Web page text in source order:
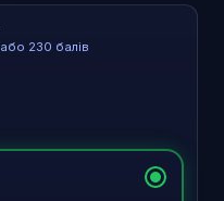
або 230 балів